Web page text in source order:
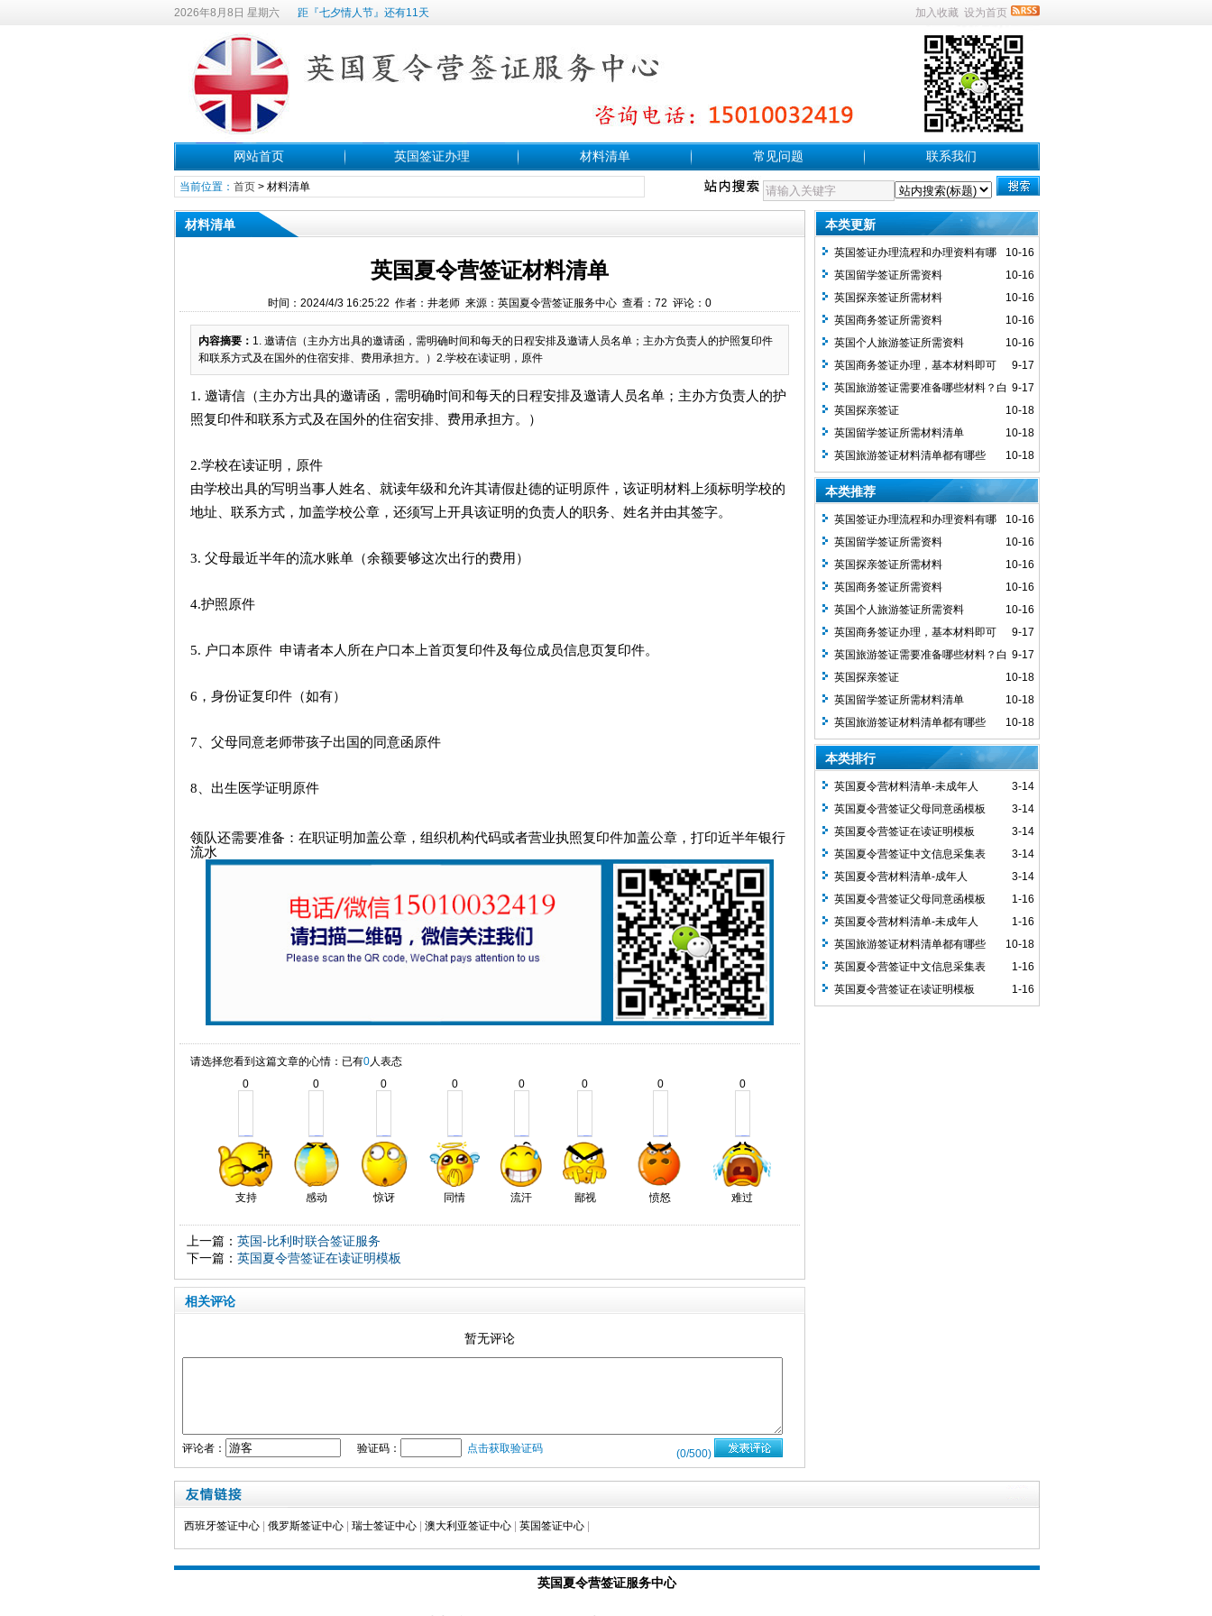
2026年8月8日 星期六 距『七夕情人节』还有11天 加入收藏 设为首页
网站首页 英国签证办理 材料清单 常见问题 联系我们
当前位置： 首页> 材料清单
材料清单
英国夏令营签证材料清单
时间：2024/4/3 16:25:22 作者：井老师 来源：英国夏令营签证服务中心 查看：72 评论：0
内容摘要： 1. 邀请信（主办方出具的邀请函，需明确时间和每天的日程安排及邀请人员名单；主办方负责人的护照复印件
和联系方式及在国外的住宿安排、费用承担方。）2.学校在读证明，原件
1. 邀请信（主办方出具的邀请函，需明确时间和每天的日程安排及邀请人员名单；主办方负责人的护
照复印件和联系方式及在国外的住宿安排、费用承担方。）
2.学校在读证明，原件
由学校出具的写明当事人姓名、就读年级和允许其请假赴德的证明原件，该证明材料上须标明学校的
地址、联系方式，加盖学校公章，还须写上开具该证明的负责人的职务、姓名并由其签字。
3. 父母最近半年的流水账单（余额要够这次出行的费用）
4.护照原件
5. 户口本原件 申请者本人所在户口本上首页复印件及每位成员信息页复印件。
6 ，身份证复印件（如有）
7 、父母同意老师带孩子出国的同意函原件
8 、出生医学证明原件
领队还需要准备：在职证明加盖公章，组织机构代码或者营业执照复印件加盖公章，打印近半年银行
流水
请选择您看到这篇文章的心情：已有0人表态
0
支持
0
感动
0
惊讶
0
同情
0
流汗
0
鄙视
0
愤怒
0
难过
上一篇： 英国-比利时联合签证服务
下一篇： 英国夏令营签证在读证明模板
相关评论
暂无评论
(0/500)
评论者： 验证码： 点击获取验证码
本类更新
10-16
英国签证办理流程和办理资料有哪
些？
10-16
英国留学签证所需资料
10-16
英国探亲签证所需材料
10-16
英国商务签证所需资料
10-16
英国个人旅游签证所需资料
9-17
英国商务签证办理，基本材料即可
9-17
英国旅游签证需要准备哪些材料？白
本好办不好办？容易拒签吗？
10-18
英国探亲签证
10-18
英国留学签证所需材料清单
10-18
英国旅游签证材料清单都有哪些
本类推荐
10-16
英国签证办理流程和办理资料有哪
些？
10-16
英国留学签证所需资料
10-16
英国探亲签证所需材料
10-16
英国商务签证所需资料
10-16
英国个人旅游签证所需资料
9-17
英国商务签证办理，基本材料即可
9-17
英国旅游签证需要准备哪些材料？白
本好办不好办？容易拒签吗？
10-18
英国探亲签证
10-18
英国留学签证所需材料清单
10-18
英国旅游签证材料清单都有哪些
本类排行
3-14
英国夏令营材料清单-未成年人
3-14
英国夏令营签证父母同意函模板
3-14
英国夏令营签证在读证明模板
3-14
英国夏令营签证中文信息采集表
3-14
英国夏令营材料清单-成年人
1-16
英国夏令营签证父母同意函模板
1-16
英国夏令营材料清单-未成年人
10-18
英国旅游签证材料清单都有哪些
1-16
英国夏令营签证中文信息采集表
1-16
英国夏令营签证在读证明模板
西班牙签证中心 俄罗斯签证中心 瑞士签证中心 澳大利亚签证中心 英国签证中心
英国夏令营签证服务中心